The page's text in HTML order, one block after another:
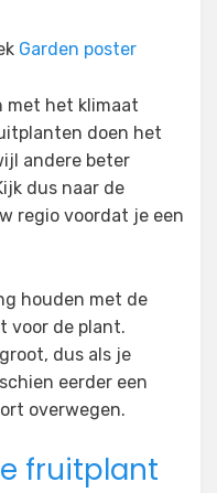
Garden poster
met het klimaat
doen het
andere beter
dus naar de
regio voordat je een
houden met de
voor de plant.
dus als je
eerder een
overwegen.
fruitplant